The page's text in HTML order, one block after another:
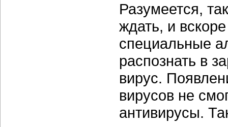
Разумеется,
ждать, и
специальные
распознать в
вирус.
вирусов не
антивирусы.